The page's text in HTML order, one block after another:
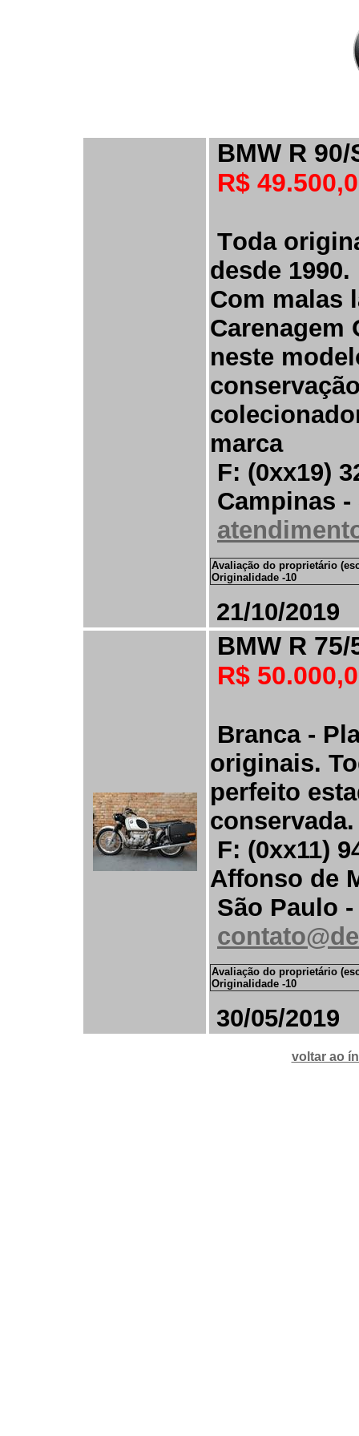
BMW R 90/
R$
Toda
desde
Com malas
Carenagem
neste
marca
F: (0xx19)
Campinas -
Avaliação do proprietário
Originalidade -10
21/10/2019
BMW R 75/
R$
Branca -
originais.
perfeito
conservada.
F: (0xx11)
Affonso de
São Paulo -
Avaliação do proprietário
Originalidade -10
30/05/2019
voltar ao